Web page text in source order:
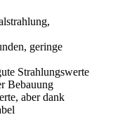
geringe
Strahlungswerte
Bebauung
aber dank